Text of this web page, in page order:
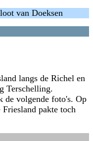
van Doeksen
langs de Richel en
Terschelling.
de volgende foto's. Op
pakte toch